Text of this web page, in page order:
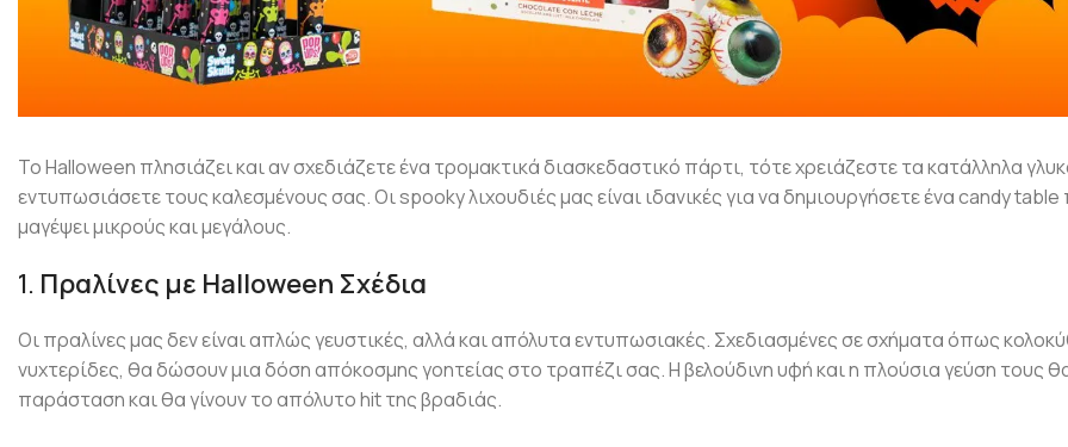
Το Halloween πλησιάζει και αν σχεδιάζετε ένα τρομακτικά διασκεδαστικό πάρτι, τότε χρειάζεστε τα κατάλληλα
εντυπωσιάσετε τους καλεσμένους σας. Οι spooky λιχουδιές μας είναι ιδανικές για να δημιουργήσετε ένα candy
μαγέψει μικρούς και μεγάλους.
1. Πραλίνες με Halloween Σχέδια
Οι πραλίνες μας δεν είναι απλώς γευστικές, αλλά και απόλυτα εντυπωσιακές. Σχεδιασμένες σε σχήματα όπως
νυχτερίδες, θα δώσουν μια δόση απόκοσμης γοητείας στο τραπέζι σας. Η βελούδινη υφή και η πλούσια γεύση τους
παράσταση και θα γίνουν το απόλυτο hit της βραδιάς.